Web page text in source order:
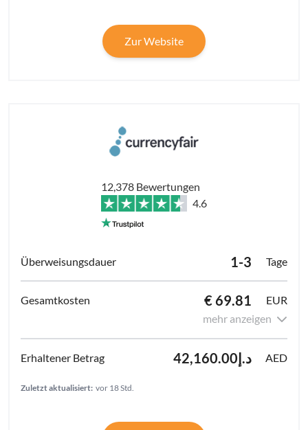
Zur Website
12,378 Bewertungen
4.6
1-3 Tage
€ 69.81
EUR
mehr anzeigen
د.إ42,160.00 AED
Zuletzt aktualisiert: vor 18 Std.